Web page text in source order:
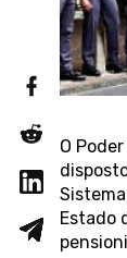
O
Estado